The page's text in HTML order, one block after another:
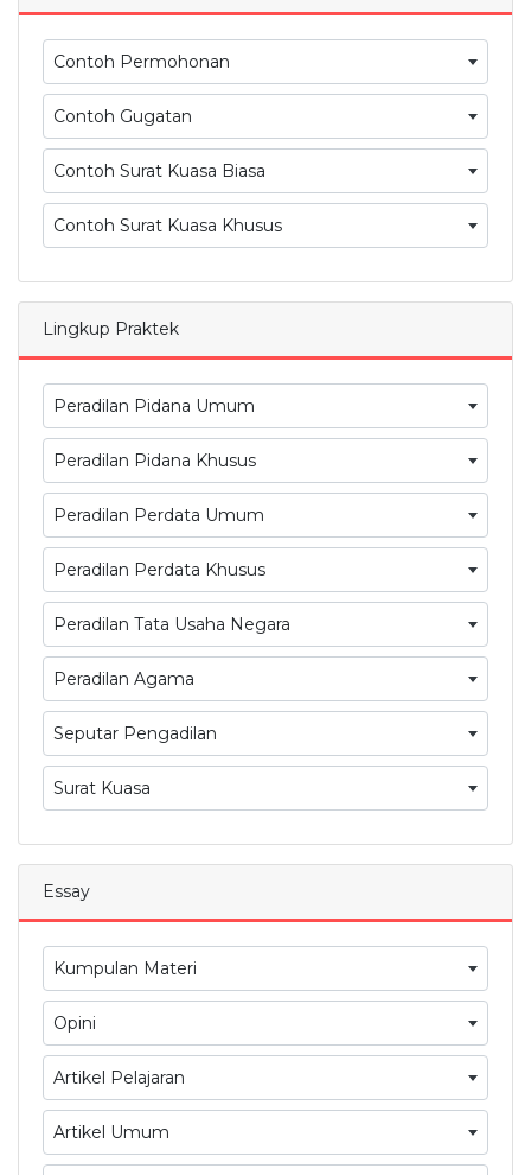
Contoh Permohonan
Contoh Gugatan
Contoh Surat Kuasa Biasa
Contoh Surat Kuasa Khusus
Lingkup Praktek
Peradilan Pidana Umum
Peradilan Pidana Khusus
Peradilan Perdata Umum
Peradilan Perdata Khusus
Peradilan Tata Usaha Negara
Peradilan Agama
Seputar Pengadilan
Surat Kuasa
Essay
Kumpulan Materi
Opini
Artikel Pelajaran
Artikel Umum